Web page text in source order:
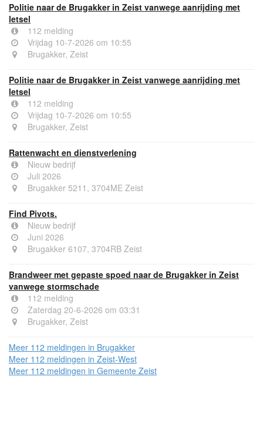
Politie naar de Brugakker in Zeist vanwege aanrijding met
letsel
112 melding
Vrijdag 10-7-2026 om 10:55
Brugakker, Zeist
Politie naar de Brugakker in Zeist vanwege aanrijding met
letsel
112 melding
Vrijdag 10-7-2026 om 10:55
Brugakker, Zeist
Rattenwacht en dienstverlening
Nieuw bedrijf
Juli 2026
Brugakker 5211, 3704ME Zeist
Find Pivots.
Nieuw bedrijf
Juni 2026
Brugakker 6107, 3704RB Zeist
Brandweer met gepaste spoed naar de Brugakker in Zeist
vanwege stormschade
112 melding
Zaterdag 20-6-2026 om 03:31
Brugakker, Zeist
Meer 112 meldingen in Brugakker
Meer 112 meldingen in Zeist-West
Meer 112 meldingen in Gemeente Zeist